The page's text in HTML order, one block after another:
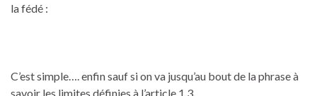
la fédé :
C’est simple…. enfin sauf si on va jusqu’au bout de la phrase à
savoir les limites définies à l’article 1.3.